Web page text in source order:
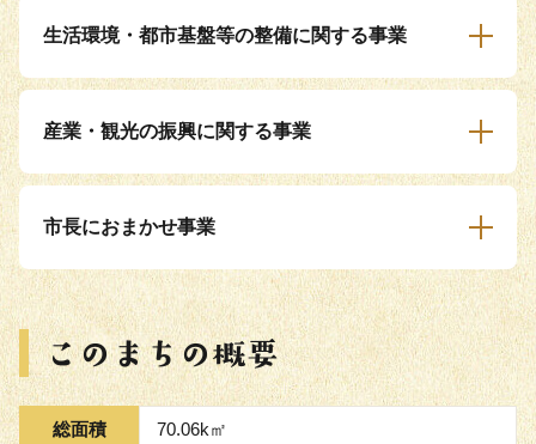
生活環境・都市基盤等の整備に関する事業
産業・観光の振興に関する事業
市長におまかせ事業
総面積 70.06k㎡